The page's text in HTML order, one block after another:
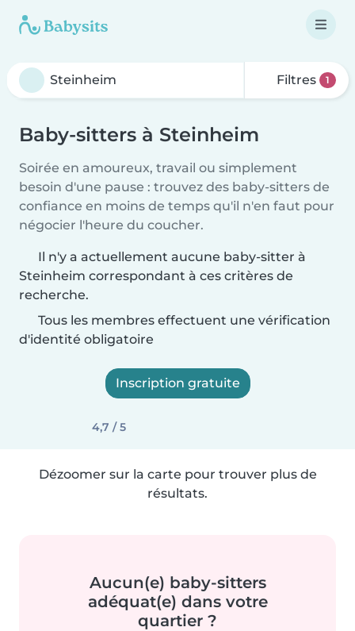
Filtres 1
Baby-sitters à Steinheim
Soirée en amoureux, travail ou simplement
besoin d'une pause : trouvez des baby-sitters de
confiance en moins de temps qu'il n'en faut pour
négocier l'heure du coucher.
Il n'y a actuellement aucune baby-sitter à
Steinheim correspondant à ces critères de
recherche.
Tous les membres effectuent une vérification
d'identité obligatoire
Inscription gratuite
4,7 / 5
Dézoomer sur la carte pour trouver plus de
résultats.
Aucun(e) baby-sitters
adéquat(e) dans votre
quartier ?